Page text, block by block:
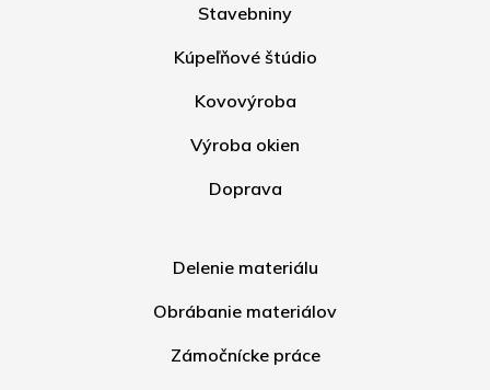
Stavebniny
Kúpeľňové štúdio
Kovovýroba
Výroba okien
Doprava
Delenie materiálu
Obrábanie materiálov
Zámočnícke práce